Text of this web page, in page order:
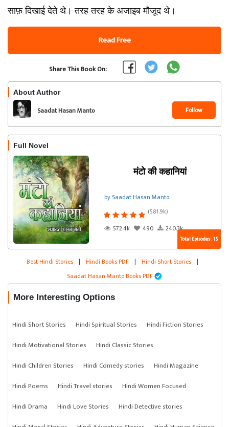
साफ़ दिखाई देते थे। तरह तरह के अजाइब मौजूद थे।
Read Free
Share This Book On:
About Author
Saadat Hasan Manto Follow
Full Novel
मंटो की कहानियां
by Saadat Hasan Manto
(581.9k)
572.4k
490 240.3k
Total Episodes : 15
Best Hindi Stories | Hindi Books PDF | Hindi Short Stories |
Saadat Hasan Manto Books PDF
More Interesting Options
Hindi Short Stories Hindi Spiritual Stories
Hindi Fiction Stories
Hindi Motivational Stories
Hindi Classic Stories
Hindi Children Stories
Hindi Comedy stories
Hindi Magazine
Hindi Poems
Hindi Travel stories
Hindi Women Focused
Hindi Drama
Hindi Love Stories
Hindi Detective stories